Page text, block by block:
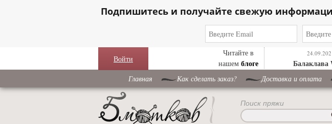
Подпишитесь и получайте свежую
Войти
Читайте в
нашем блоге
Балаклава
Главная Как сделать заказ? Доставка и оплата
Поиск пряжи